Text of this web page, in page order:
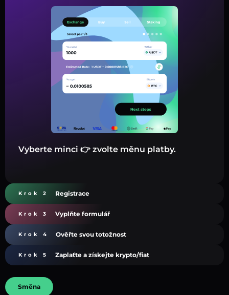
Vyberte minci 👉 zvolte měnu platby.
Krok 2 Registrace
Krok 3 Vyplňte formulář
Krok 4 Ověřte svou totožnost
Krok 5 Zaplaťte a získejte krypto/fiat
Směna